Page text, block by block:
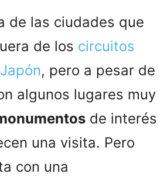
de las ciudades que
de los circuitos
, pero a pesar de
algunos lugares muy
de interés
una visita. Pero
con una